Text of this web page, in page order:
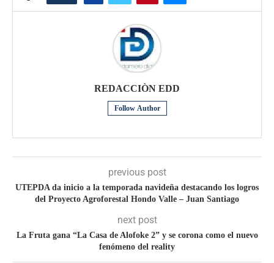
REDACCIÒN EDD
Follow Author
previous post
UTEPDA da inicio a la temporada navideña destacando los logros
del Proyecto Agroforestal Hondo Valle – Juan Santiago
next post
La Fruta gana “La Casa de Alofoke 2” y se corona como el nuevo
fenómeno del reality